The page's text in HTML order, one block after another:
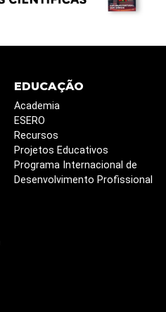
EDUCAÇÃO
Academia
ESERO
Recursos
Projetos Educativos
Programa Internacional de
Desenvolvimento Profissional